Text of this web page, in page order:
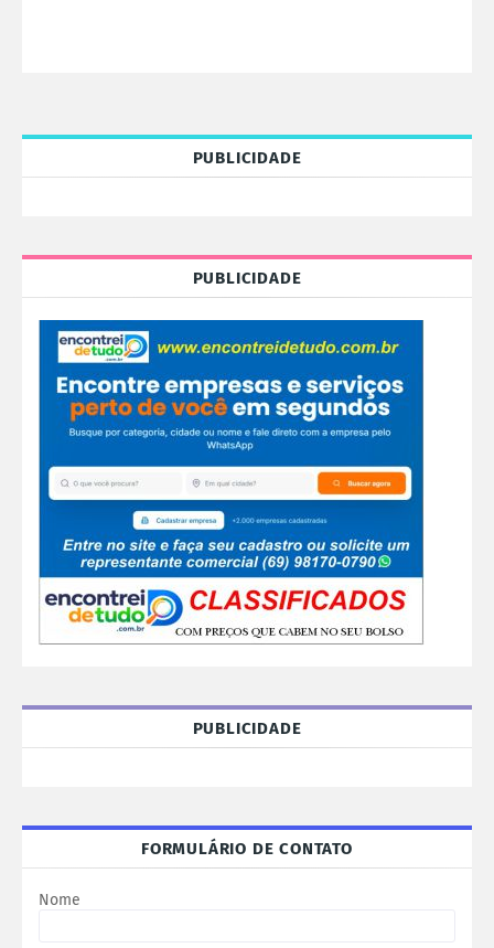
PUBLICIDADE
PUBLICIDADE
PUBLICIDADE
FORMULÁRIO DE CONTATO
Nome